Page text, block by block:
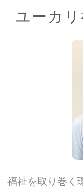
ユーカ
福祉を取り巻く